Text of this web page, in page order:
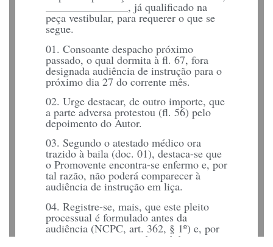
_______________, já qualificado na
peça vestibular, para requerer o que se
segue.
01. Consoante despacho próximo
passado, o qual dormita à fl. 67, fora
designada audiência de instrução para o
próximo dia 27 do corrente mês.
02. Urge destacar, de outro importe, que
a parte adversa protestou (fl. 56) pelo
depoimento do Autor.
03. Segundo o atestado médico ora
trazido à baila (doc. 01), destaca-se que
o Promovente encontra-se enfermo e, por
tal razão, não poderá comparecer à
audiência de instrução em liça.
04. Registre-se, mais, que este pleito
processual é formulado antes da
audiência (NCPC, art. 362, § 1º) e, por
outro norte, o motivo do pedido se